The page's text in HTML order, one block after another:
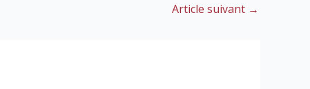
Article suivant →